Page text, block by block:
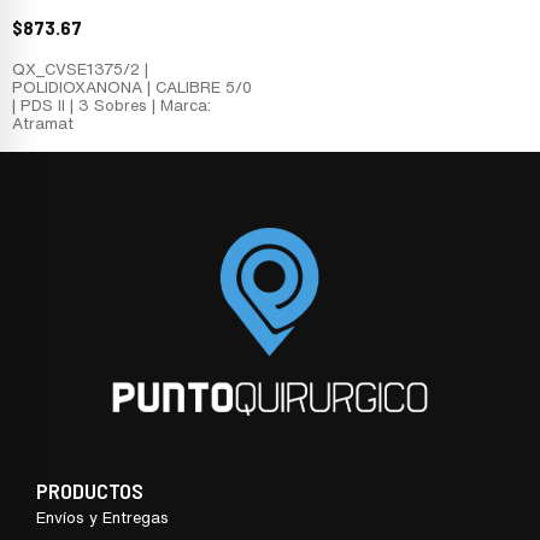
$873.67
QX_CVSE1375/2 |
POLIDIOXANONA | CALIBRE 5/0
| PDS II | 3 Sobres | Marca:
Atramat
PRODUCTOS
Envíos y Entregas